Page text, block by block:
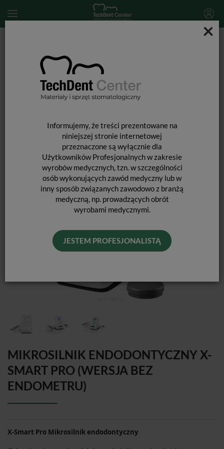
×
Informujemy, że treści prezentowane na
niniejszej stronie internetowej
przeznaczone są wyłącznie dla
Użytkowników Profesjonalnych w zakresie
wyrobów medycznych, tzn. w szczególności
osób wykonujących zawód medyczny lub w
inny sposób związanych zawodowo z branżą
medyczną, np. prowadzących obrót
wyrobami medycznymi.
JESTEM PROFESJONALISTĄ
Mikrosilnik endodontyczny X-Smart Pro (wersja bez
endometru)
MIKROSILNIK ENDODONTYCZNY X-
SMART PRO (WERSJA BEZ
ENDOMETRU)
X-Smart Pro Mikrosilnik endodontyczny